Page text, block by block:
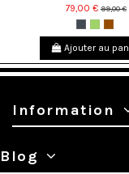
79,00 € 99,00 €
NoirVert
Ajouter au
Information
Blog